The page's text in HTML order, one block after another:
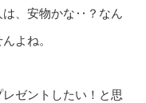
は、安物かな‥？なん
よね。
ゼントしたい！と思